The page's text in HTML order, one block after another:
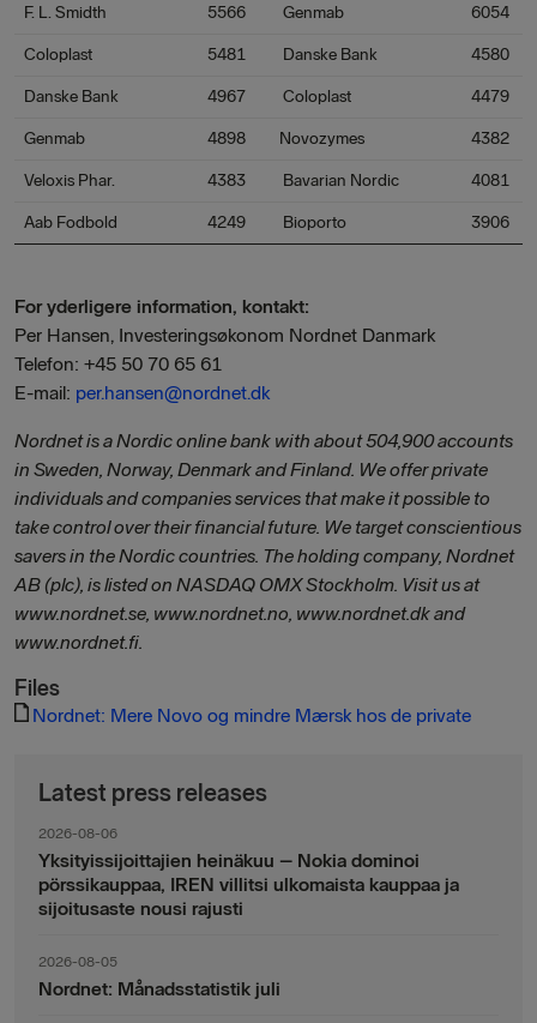
F. L. Smidth 5566 Genmab 6054
Coloplast 5481 Danske Bank 4580
Danske Bank 4967 Coloplast 4479
Genmab 4898 Novozymes 4382
Veloxis Phar. 4383 Bavarian Nordic 4081
Aab Fodbold 4249 Bioporto 3906
For yderligere information, kontakt:
Per Hansen, Investeringsøkonom Nordnet Danmark
Telefon: +45 50 70 65 61
E-mail: per.hansen@nordnet.dk
Nordnet is a Nordic online bank with about 504,900 accounts
in Sweden, Norway, Denmark and Finland. We offer private
individuals and companies services that make it possible to
take control over their financial future. We target conscientious
savers in the Nordic countries. The holding company, Nordnet
AB (plc), is listed on NASDAQ OMX Stockholm. Visit us at
www.nordnet.se, www.nordnet.no, www.nordnet.dk and
www.nordnet.fi.
Files
Nordnet: Mere Novo og mindre Mærsk hos de private
Latest press releases
2026-08-06
Yksityissijoittajien heinäkuu – Nokia dominoi
pörssikauppaa, IREN villitsi ulkomaista kauppaa ja
sijoitusaste nousi rajusti
2026-08-05
Nordnet: Månadsstatistik juli